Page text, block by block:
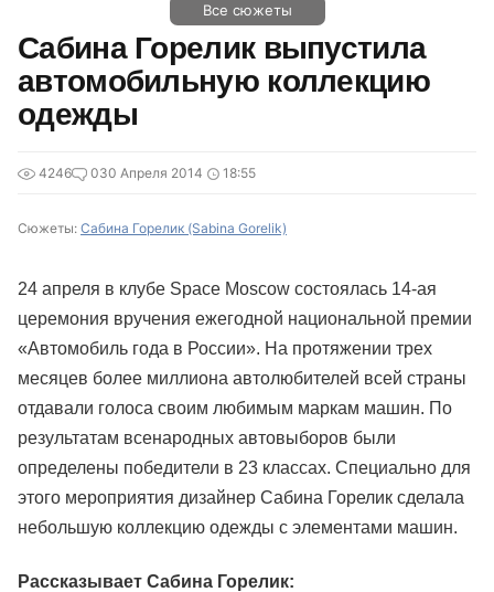
Все сюжеты
Сабина Горелик выпустила
автомобильную коллекцию
одежды
4246 030 Апреля 2014 18:55
Сюжеты: Сабина Горелик (Sabina Gorelik)
24 апреля в клубе Space Moscow состоялась 14-ая
церемония вручения ежегодной национальной премии
«Автомобиль года в России». На протяжении трех
месяцев более миллиона автолюбителей всей страны
отдавали голоса своим любимым маркам машин. По
результатам всенародных автовыборов были
определены победители в 23 классах. Специально для
этого мероприятия дизайнер Сабина Горелик сделала
небольшую коллекцию одежды с элементами машин.
Рассказывает Сабина Горелик: